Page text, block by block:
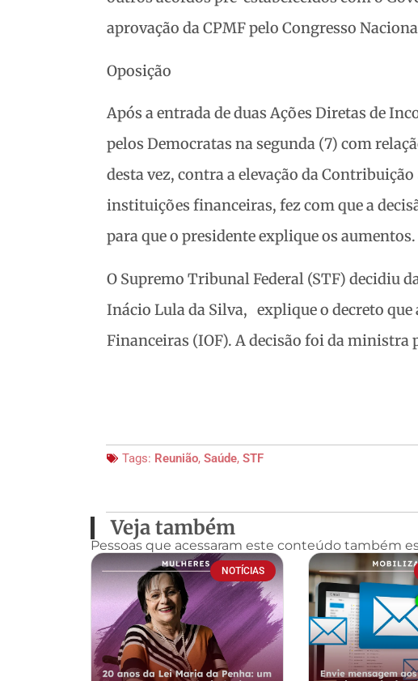
aprovação da CPMF pelo Congresso
Oposição
Após a entrada de duas Ações Diretas de
pelos Democratas na segunda (7) com
desta vez, contra a elevação da
instituições financeiras, fez com que a
para que o presidente explique os aumentos.
O Supremo Tribunal Federal (STF) decidiu
Inácio Lula da Silva, explique o decreto
Financeiras (IOF). A decisão foi da ministra
Tags: Reunião, Saúde, STF
Veja também
Pessoas que acessaram este conteúdo também
NOTÍCIAS